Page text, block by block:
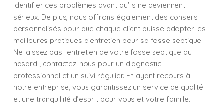
identifier ces problèmes avant qu'ils ne deviennent
sérieux. De plus, nous offrons également des conseils
personnalisés pour que chaque client puisse adopter les
meilleures pratiques d’entretien pour sa fosse septique.
Ne laissez pas l’entretien de votre fosse septique au
hasard ; contactez-nous pour un diagnostic
professionnel et un suivi régulier. En ayant recours à
notre entreprise, vous garantissez un service de qualité
et une tranquillité d’esprit pour vous et votre famille.